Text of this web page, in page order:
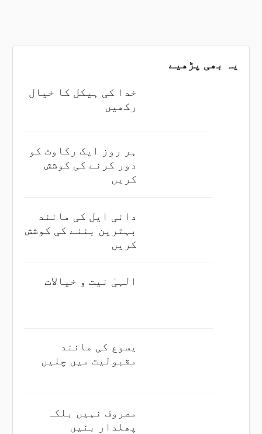
یہ بھی پڑھیے
خدا کی ہیکل کا خیال
رکھیں
ہر روز ایک رکاوٹ کو
دور کرنے کی کوشش
کریں
دانی ایل کی مانند
بہترین بننے کی کوشش
کریں
الہیٰ نیت و خیالات
یسوع کی مانند
مقبولیت میں چلیں
مصروف نہیں بلکہ
پھلدار بنیں